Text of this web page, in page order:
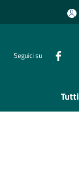
Seguici su